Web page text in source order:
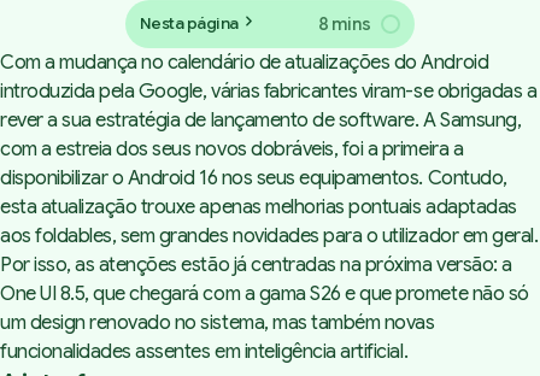
Nesta página 8 mins
Com a mudança no calendário de atualizações do Android
introduzida pela Google, várias fabricantes viram-se obrigadas a
rever a sua estratégia de lançamento de software. A Samsung,
com a estreia dos seus novos dobráveis, foi a primeira a
disponibilizar o Android 16 nos seus equipamentos. Contudo,
esta atualização trouxe apenas melhorias pontuais adaptadas
aos foldables, sem grandes novidades para o utilizador em geral.
Por isso, as atenções estão já centradas na próxima versão: a
One UI 8.5, que chegará com a gama S26 e que promete não só
um design renovado no sistema, mas também novas
funcionalidades assentes em inteligência artificial.